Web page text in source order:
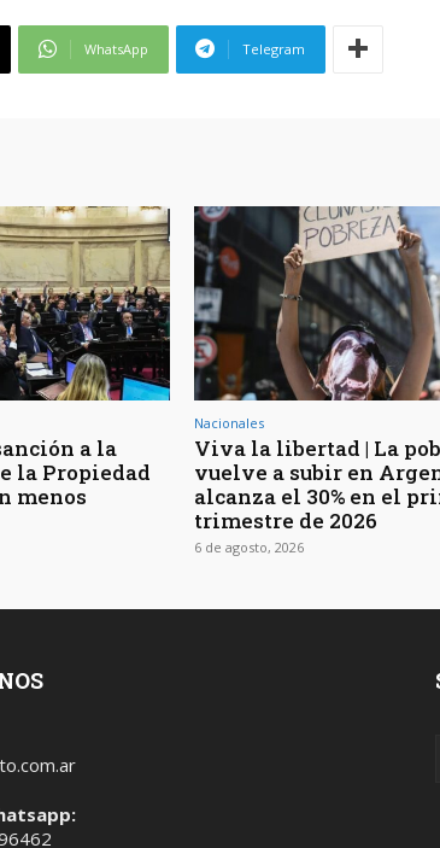
WhatsApp Telegram
a la
la Propiedad
menos
Nacionales
Viva la libertad | La
vuelve a subir en
alcanza el 30% en el
trimestre de 2026
6 de agosto, 2026